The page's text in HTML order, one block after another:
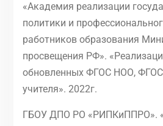
«Академия реализации
политики и
работников образования
просвещения РФ».
обновленных ФГОС НОО,
учителя». 2022г.
ГБОУ ДПО РО «РИПКиППРО».